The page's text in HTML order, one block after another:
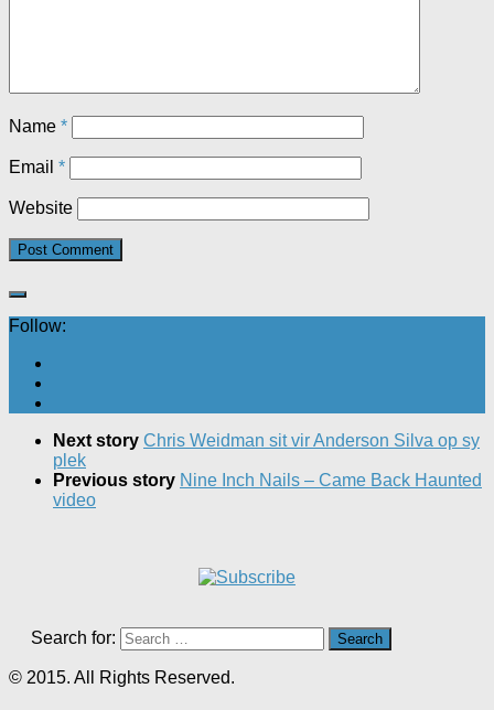
Name *
Email *
Website
Follow:
Next story Chris Weidman sit vir Anderson Silva op sy
plek
Previous story Nine Inch Nails – Came Back Haunted
video
Search for:
© 2015. All Rights Reserved.